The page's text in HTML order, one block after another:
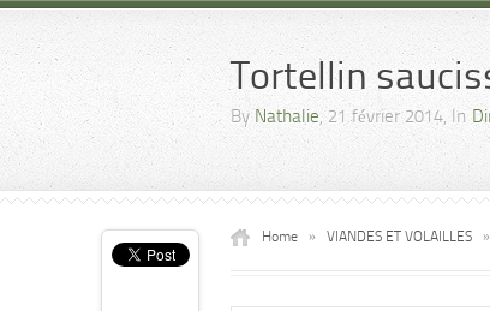
Tortellin
By Nathalie, 21 février 2014, In
Home » VIANDES ET VOLAILLES »